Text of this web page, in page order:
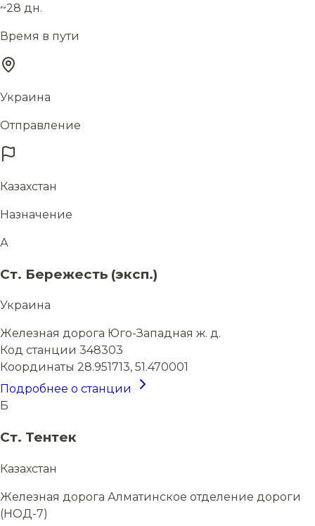
~28 дн.
Время в пути
Украина
Отправление
Казахстан
Назначение
А
Ст. Бережесть (эксп.)
Украина
Железная дорога Юго-Западная ж. д.
Код станции 348303
Координаты 28.951713, 51.470001
Подробнее о станции
Б
Ст. Тентек
Казахстан
Железная дорога Алматинское отделение дороги
(НОД-7)